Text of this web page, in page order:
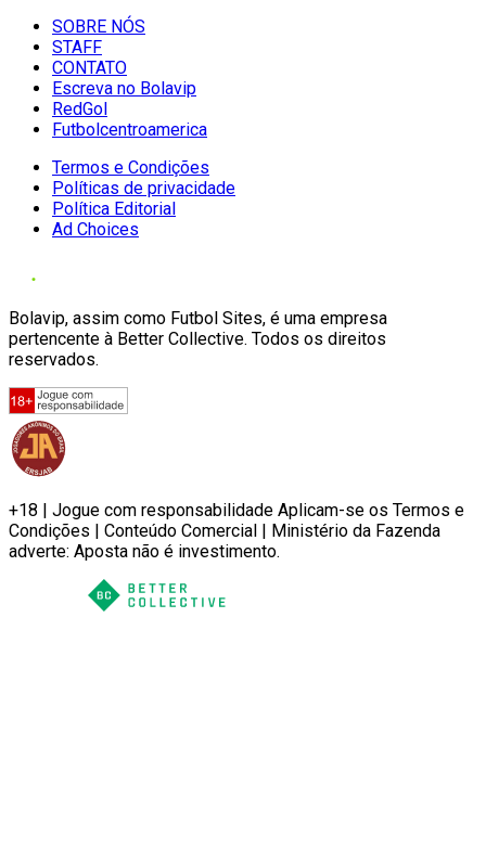
SOBRE NÓS
STAFF
CONTATO
Escreva no Bolavip
RedGol
Futbolcentroamerica
Termos e Condições
Políticas de privacidade
Política Editorial
Ad Choices
Bolavip, assim como Futbol Sites, é uma empresa
pertencente à Better Collective. Todos os direitos
reservados.
+18 | Jogue com responsabilidade Aplicam-se os Termos e
Condições | Conteúdo Comercial | Ministério da Fazenda
adverte: Aposta não é investimento.